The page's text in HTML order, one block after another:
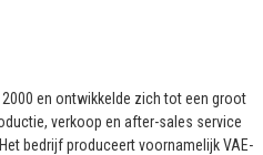
en ontwikkelde zich tot een groot
verkoop en after-sales service
Het bedrijf produceert voornamelijk VAE-